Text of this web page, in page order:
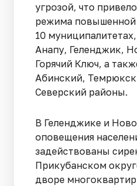
угрозой, что
режима повышенной
10
Анапу, Геленджик,
Горячий Ключ, а
Абинский,
Северский районы.
В Геленджике и
оповещения
задействованы
Прикубанском
дворе